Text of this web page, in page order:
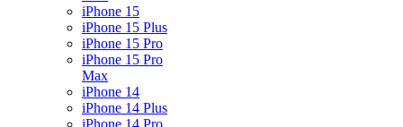
iPhone 15
iPhone 15 Plus
iPhone 15 Pro
iPhone 15 Pro
Max
iPhone 14
iPhone 14 Plus
iPhone 14 Pro